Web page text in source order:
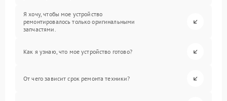
Я хочу, чтобы мое устройство
ремонтировалось только оригинальными
запчастями.
Как я узнаю, что мое устройство готово?
От чего зависит срок ремонта техники?